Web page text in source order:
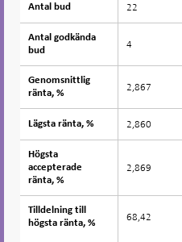
Antal bud
Antal godkända
bud
Genomsnittlig
ränta, %
Lägsta ränta, %
Högsta
accepterade
ränta, %
Tilldelning till
högsta ränta, %
Antal bud 22
Antal godkända
bud
4
Genomsnittlig
ränta, %
2,867
Lägsta ränta, % 2,860
Högsta
accepterade
ränta, %
2,869
Tilldelning till
högsta ränta, %
68,42